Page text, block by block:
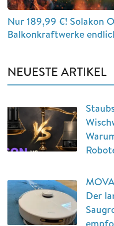
Nur 189,99 €! Solakon
Balkonkraftwerke
NEUESTE ARTIKEL
Der